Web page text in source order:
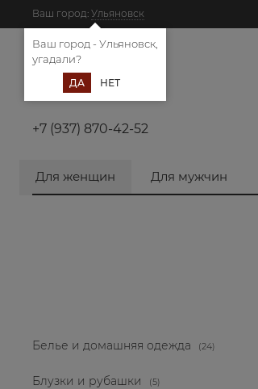
Ваш город: Ульяновск
+7 (937) 870-42-52
Для женщин Для мужчин
Белье и домашняя одежда (24)
Блузки и рубашки (5)
Ваш город - Ульяновск,
угадали?
ДА НЕТ